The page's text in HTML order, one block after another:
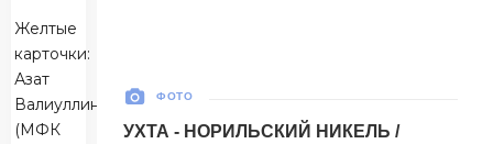
Желтые
карточки:
Азат
Валиуллин
(МФК
БЕТСИТИ Суперлига, Финал
«Центральный». Тюмень
ФОТО
УХТА - НОРИЛЬСКИЙ НИКЕЛЬ /